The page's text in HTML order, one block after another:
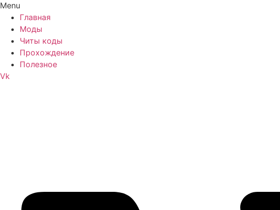
Menu
Главная
Моды
Читы коды
Прохождение
Полезное
Vk